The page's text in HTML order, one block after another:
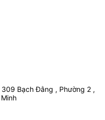
309 Bạch Đằng , Phường 2 ,